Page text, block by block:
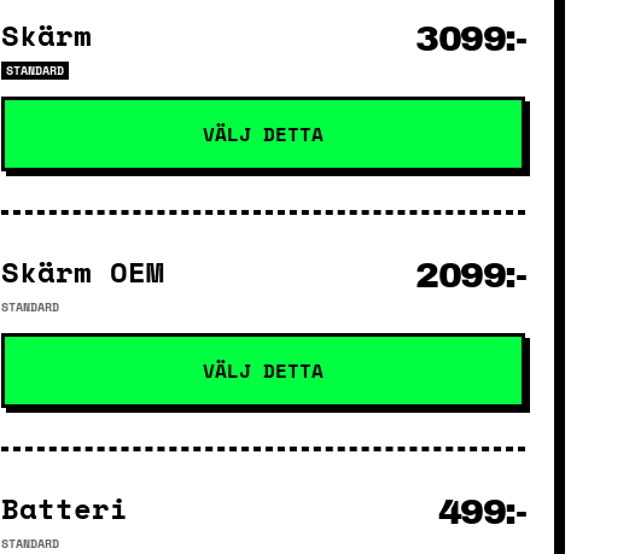
Skärm
STANDARD
3099:-
VÄLJ DETTA
Skärm OEM
STANDARD
2099:-
VÄLJ DETTA
Batteri
STANDARD
499:-